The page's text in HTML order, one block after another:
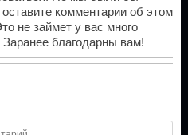
комментарии об этом
не займет у вас много
благодарны вам!